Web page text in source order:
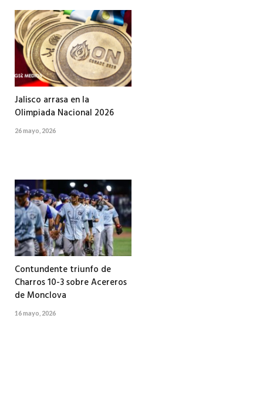
Jalisco arrasa en la
Olimpiada Nacional 2026
26 mayo, 2026
Contundente triunfo de
Charros 10-3 sobre Acereros
de Monclova
16 mayo, 2026